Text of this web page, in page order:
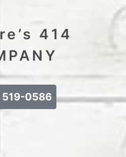
414
519-0586